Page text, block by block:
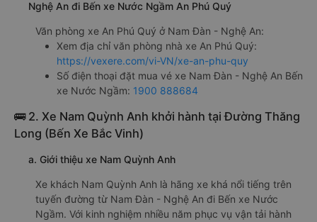
Nghệ An đi Bến xe Nước Ngầm An Phú Quý
Văn phòng xe An Phú Quý ở Nam Đàn - Nghệ An:
Xem địa chỉ văn phòng nhà xe An Phú Quý:
https://vexere.com/vi-VN/xe-an-phu-quy
Số điện thoại đặt mua vé xe Nam Đàn - Nghệ An Bến
xe Nước Ngầm: 1900 888684
🚌 2. Xe Nam Quỳnh Anh khởi hành tại Đường Thăng
Long (Bến Xe Bắc Vinh)
a. Giới thiệu xe Nam Quỳnh Anh
Xe khách Nam Quỳnh Anh là hãng xe khá nổi tiếng trên
tuyến đường từ Nam Đàn - Nghệ An đi Bến xe Nước
Ngầm. Với kinh nghiệm nhiều năm phục vụ vận tải hành